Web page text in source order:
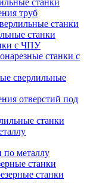
станки
труб
станки
станки
с ЧПУ
станки с
сверлильные
отверстий под
станки
по металлу
станки
станки